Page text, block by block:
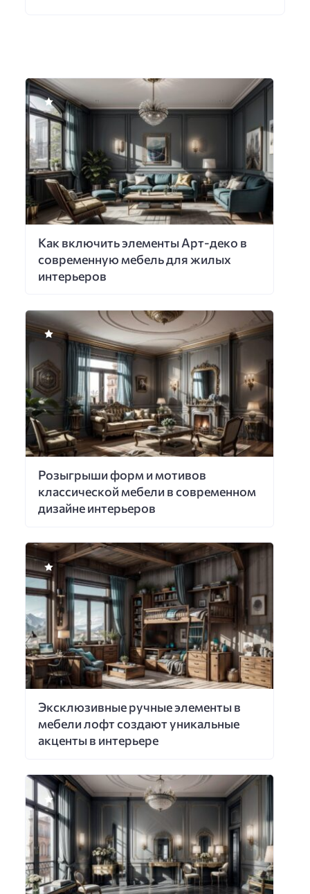
Как включить элементы Арт-деко в
современную мебель для жилых
интерьеров
Розыгрыши форм и мотивов
классической мебели в современном
дизайне интерьеров
Эксклюзивные ручные элементы в
мебели лофт создают уникальные
акценты в интерьере